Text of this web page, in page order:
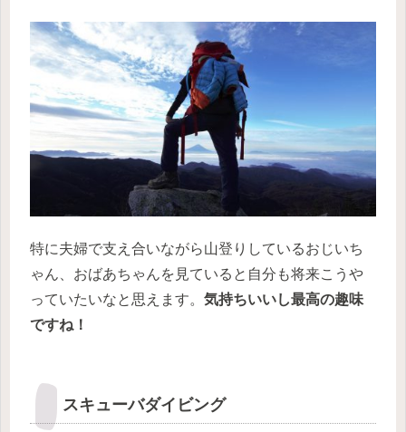
特に夫婦で支え合いながら山登りしているおじいち
ゃん、おばあちゃんを見ていると自分も将来こうや
っていたいなと思えます。 気持ちいいし最高の趣味
ですね！
スキューバダイビング